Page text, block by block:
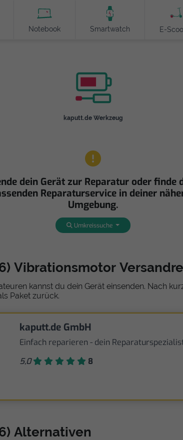
Notebook Smartwatch E-
kaputt.de Werkzeug
dein Gerät zur Reparatur oder finde
Reparaturservice in deiner
Umgebung.
Umkreissuche
Vibrationsmotor
kannst du dein Gerät einsenden. Nach
Paket zurück.
kaputt.de GmbH
Einfach reparieren - dein
5,0
8
Alternativen